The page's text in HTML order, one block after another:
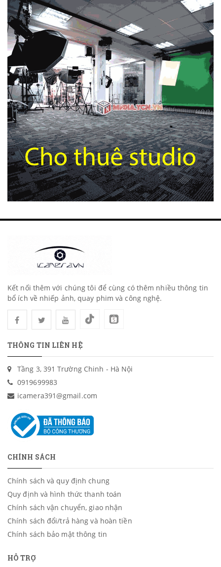
Kết nối thêm với chúng tôi để cùng có thêm nhiều thông tin
bổ ích về nhiếp ảnh, quay phim và công nghệ.
THÔNG TIN LIÊN HỆ
Tầng 3, 391 Trường Chinh - Hà Nội
0919699983
icamera391@gmail.com
CHÍNH SÁCH
Chính sách và quy định chung
Quy định và hình thức thanh toán
Chính sách vận chuyển, giao nhận
Chính sách đổi/trả hàng và hoàn tiền
Chính sách bảo mật thông tin
HỖ TRỢ